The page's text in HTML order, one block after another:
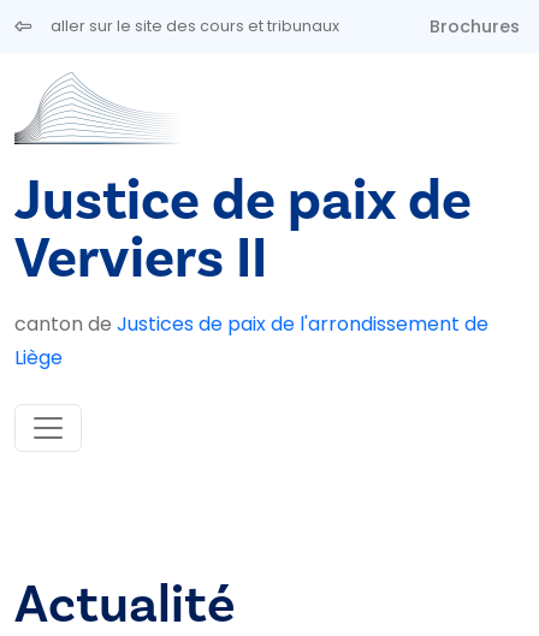
Aller au contenu principal
aller sur le site des cours et tribunaux Brochures
Justice de paix de
Verviers II
canton de Justices de paix de l'arrondissement de
Liège
Actualité